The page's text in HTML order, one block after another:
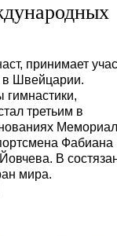
принимает
в Швейцарии.
гимнастики,
третьим в
Фабиана
В
мира.